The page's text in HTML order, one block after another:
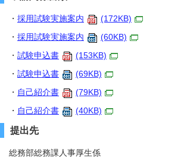
・ 採用試験実施案内
(172KB)
・ 採用試験実施案内
(60KB)
・ 試験申込書
(153KB)
・ 試験申込書
(69KB)
・ 自己紹介書
(79KB)
・ 自己紹介書 (40KB)
提出先
総務部総務課人事厚生係